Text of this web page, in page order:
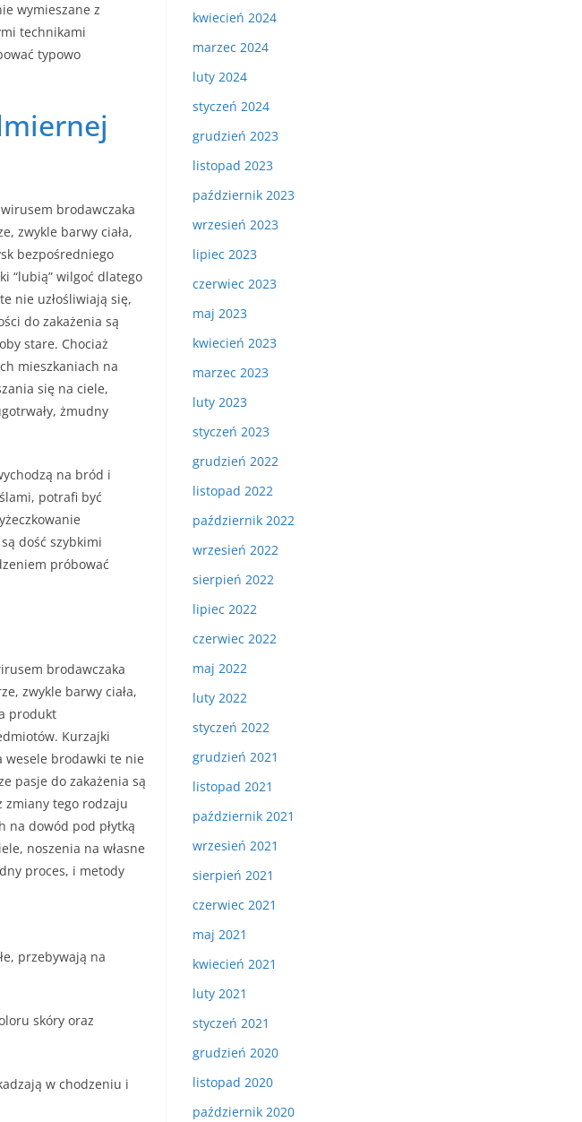
wymieszane z
technikami
typowo
brodawczaka
zwykle barwy ciała,
bezpośredniego
“lubią” wilgoć dlatego
nie uzłośliwiają się,
do zakażenia są
stare. Chociaż
mieszkaniach na
się na ciele,
żmudny
na bród i
potrafi być
dość szybkimi
próbować
brodawczaka
zwykle barwy ciała,
produkt
Kurzajki
wesele brodawki te nie
pasje do zakażenia są
zmiany tego rodzaju
na dowód pod płytką
noszenia na własne
proces, i metody
przebywają na
skóry oraz
w chodzeniu i
kwiecień 2024
marzec 2024
luty 2024
styczeń 2024
grudzień 2023
listopad 2023
październik 2023
wrzesień 2023
lipiec 2023
czerwiec 2023
maj 2023
kwiecień 2023
marzec 2023
luty 2023
styczeń 2023
grudzień 2022
listopad 2022
październik 2022
wrzesień 2022
sierpień 2022
lipiec 2022
czerwiec 2022
maj 2022
luty 2022
styczeń 2022
grudzień 2021
listopad 2021
październik 2021
wrzesień 2021
sierpień 2021
czerwiec 2021
maj 2021
kwiecień 2021
luty 2021
styczeń 2021
grudzień 2020
listopad 2020
październik 2020